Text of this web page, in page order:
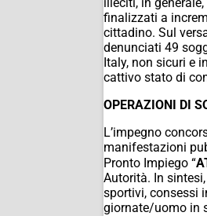
finalizzati a
cittadino. Sul
denunciati 49
Italy, non sicuri e
cattivo stato di
OPERAZIONI DI
L’impegno
manifestazioni
Pronto Impiego “
Autorità. In
sportivi, consessi
giornate/uomo in